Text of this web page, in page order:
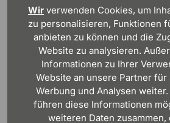
Wir verwenden Cookies, um
zu personalisieren, Funktionen
anbieten zu können und die
Website zu analysieren.
Informationen zu Ihrer
Website an unsere Partner für
Werbung und Analysen
führen diese Informationen
weiteren Daten zusammen,
Sie zudem, welche Form der
Seite erforderlich ist. Auch die
kaufen können, finden Sie direkt
entsprechende Aushänge zu
Ausschreibungen. Häufig werden
Webseite, über Mail-Verteiler
kommuniziert, ein frühzeitiges
also für angehende BauherrInnen.